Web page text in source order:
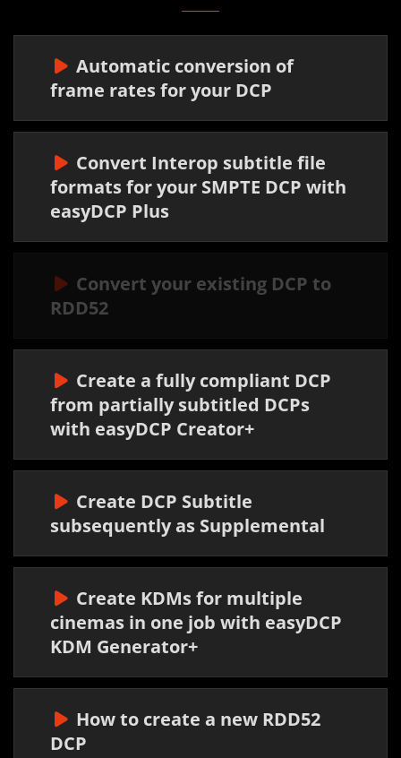
Automatic conversion of
frame rates for your DCP
Convert Interop subtitle file
formats for your SMPTE DCP with
easyDCP Plus
Convert your existing DCP to
RDD52
Create a fully compliant DCP
from partially subtitled DCPs
with easyDCP Creator+
Create DCP Subtitle
subsequently as Supplemental
Create KDMs for multiple
cinemas in one job with easyDCP
KDM Generator+
How to create a new RDD52
DCP